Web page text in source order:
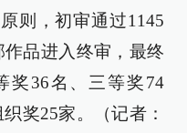
则，初审通过1145
品进入终审，最终
奖36名、三等奖74
奖25家。（记者：